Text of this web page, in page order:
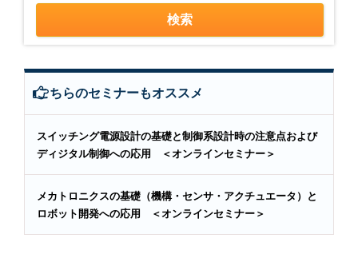
こちらのセミナーもオススメ
スイッチング電源設計の基礎と制御系設計時の注意点および
ディジタル制御への応用 ＜オンラインセミナー＞
メカトロニクスの基礎（機構・センサ・アクチュエータ）と
ロボット開発への応用 ＜オンラインセミナー＞